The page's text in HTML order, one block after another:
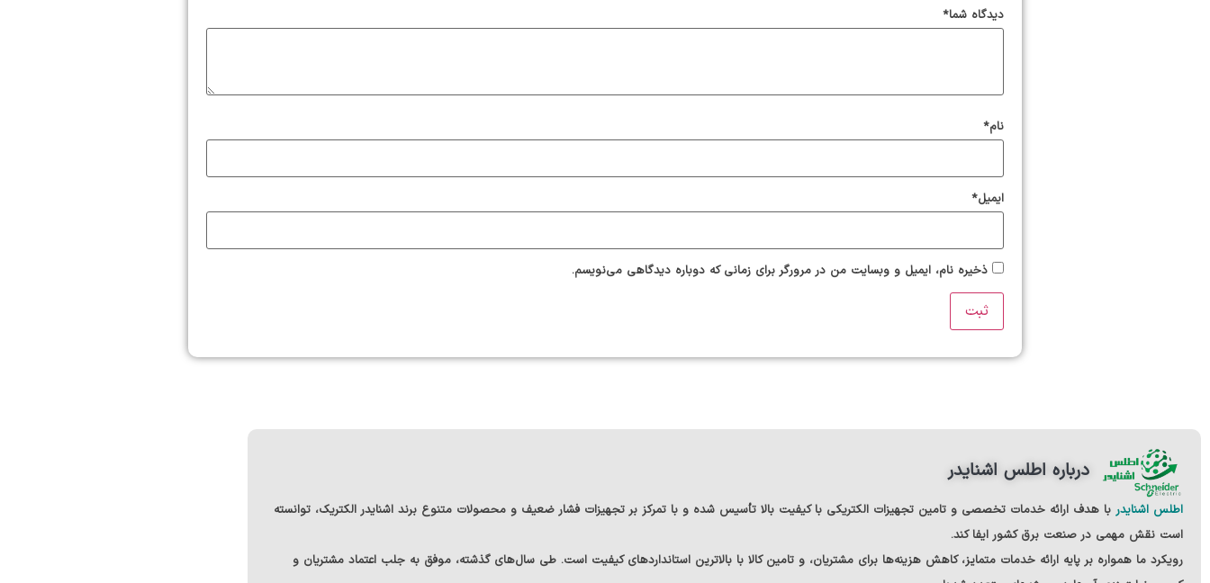
دیدگاه شما*
نام*
ایمیل*
ذخیره نام، ایمیل و وبسایت من در مرورگر برای زمانی که دوباره دیدگاهی می‌نویسم.
درباره اطلس اشنایدر
اطلس اشنایدر با هدف ارائه خدمات تخصصی و تامین تجهیزات الکتریکی با کیفیت بالا تأسیس شده و با تمرکز بر تجهیزات فشار ضعیف و محصولات متنوع برند اشنایدر الکتریک، توانسته
است نقش مهمی در صنعت برق کشور ایفا کند.
رویکرد ما همواره بر پایه ارائه خدمات متمایز، کاهش هزینه‌ها برای مشتریان، و تامین کالا با بالاترین استانداردهای کیفیت است. طی سال‌های گذشته، موفق به جلب اعتماد مشتریان و